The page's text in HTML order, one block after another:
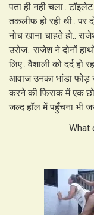
पता ही नही चला..
तकलीफ हो रही थी.. पर
नोच खाना चाहते हो..
उरोज.. राजेश ने दोनों
लिए.. वैशाली को दर्द हो
आवाज उनका भांडा फोड़
करने की फिराक में एक
जल्द हॉल में पहुँचना भी
What